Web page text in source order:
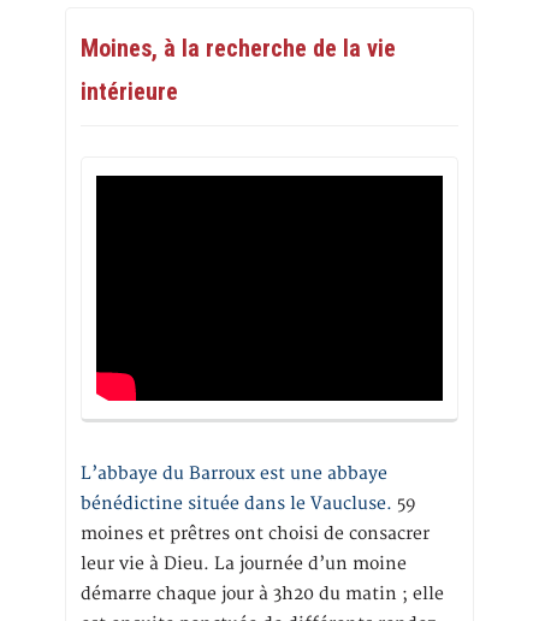
Moines, à la recherche de la vie
intérieure
L’abbaye du Barroux est une abbaye
bénédictine située dans le Vaucluse. 59
moines et prêtres ont choisi de consacrer
leur vie à Dieu. La journée d’un moine
démarre chaque jour à 3h20 du matin ; elle